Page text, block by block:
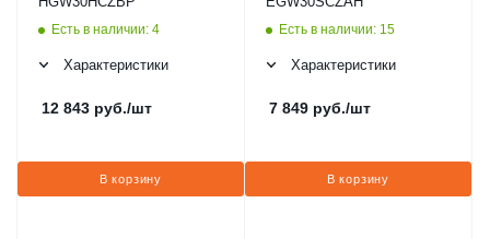
Есть в наличии: 4
Характеристики
12 843 руб./шт
В корзину
Есть в наличии: 15
Характеристики
7 849 руб./шт
В корзину